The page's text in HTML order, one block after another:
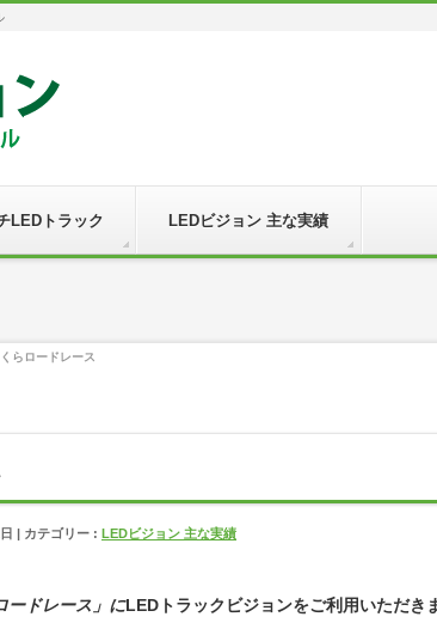
LEDトラック LEDビジョン 主な実績
らロードレース
カテゴリー : LEDビジョン 主な実績
ードレース」にLEDトラックビジョンをご利用いただき